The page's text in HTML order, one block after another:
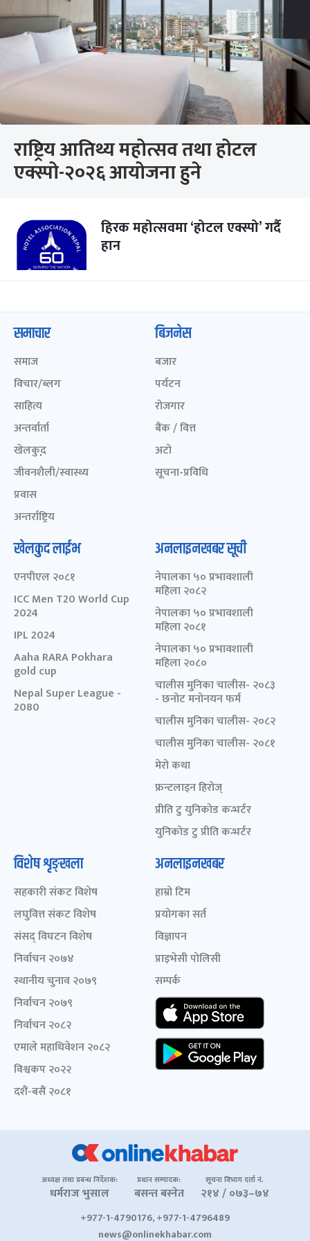
राष्ट्रिय आतिथ्य महोत्सव तथा होटल
एक्स्पो-२०२६ आयोजना हुने
हिरक महोत्सवमा ‘होटल एक्स्पो’ गर्दै
हान
समाचार
समाज
विचार/ब्लग
साहित्य
अन्तर्वार्ता
खेलकुद़़
जीवनशैली/स्वास्थ्य
प्रवास
अन्तर्राष्ट्रिय
बिजनेस
बजार
पर्यटन
रोजगार
बैंक / वित्त
अटो
सूचना-प्रविधि
खेलकुद लाईभ
एनपीएल २०८१
ICC Men T20 World Cup
2024
IPL 2024
Aaha RARA Pokhara
gold cup
Nepal Super League -
2080
अनलाइनखबर सूची
नेपालका ५० प्रभावशाली
महिला २०८२
नेपालका ५० प्रभावशाली
महिला २०८१
नेपालका ५० प्रभावशाली
महिला २०८०
चालीस मुनिका चालीस- २०८३
- छनोट मनोनयन फर्म
चालीस मुनिका चालीस- २०८२
चालीस मुनिका चालीस- २०८१
मेरो कथा
फ्रन्टलाइन हिरोज्
प्रीति टु युनिकोड कन्भर्टर
युनिकोड टु प्रीति कन्भर्टर
विशेष शृङ्खला
सहकारी संकट विशेष
लघुवित्त संकट विशेष
संसद् विघटन विशेष
निर्वाचन २०७४
स्थानीय चुनाव २०७९
निर्वाचन २०७९
निर्वाचन २०८२
एमाले महाधिवेशन २०८२
विश्वकप २०२२
दशैं-बसैं २०८१
अनलाइनखबर
हाम्रो टिम
प्रयोगका सर्त
विज्ञापन
प्राइभेसी पोलिसी
सम्पर्क
अध्यक्ष तथा प्रबन्ध निर्देशक:
धर्मराज भुसाल
प्रधान सम्पादक:
बसन्त बस्नेत
सूचना विभाग दर्ता नं.
२१४ / ०७३–७४
+977-1-4790176, +977-1-4796489
news@onlinekhabar.com